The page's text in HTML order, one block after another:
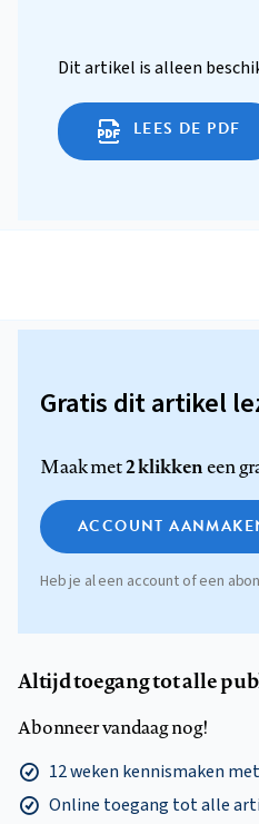
Dit artikel is alleen
LEES DE PDF
Gratis dit artikel
Maak met2 klikkeneen
ACCOUNT
Heb je al een account of een
Altijd toegang tot alle
Abonneer vandaag nog!
12 weken kennismaken
Online toegang tot alle